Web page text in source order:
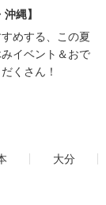
縄】
めする、この夏
イベント＆おで
くさん！
大分